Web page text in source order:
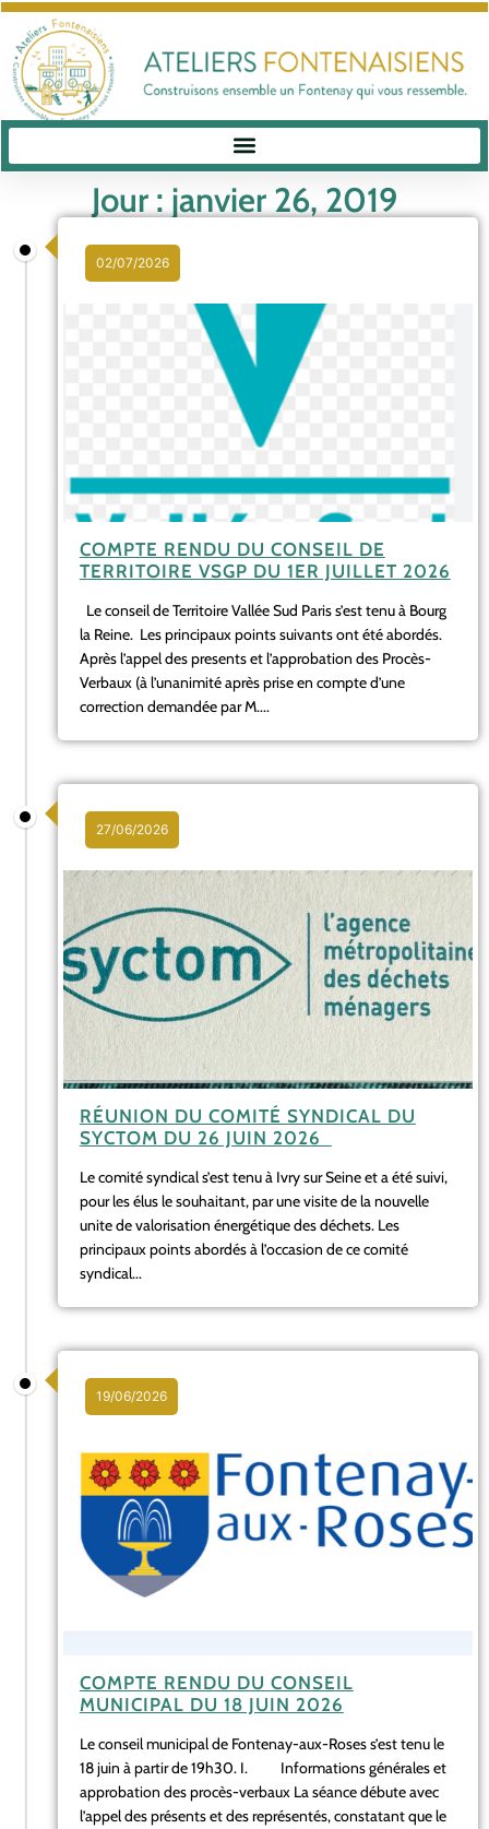
Jour : janvier 26, 2019
02/07/2026
COMPTE RENDU DU CONSEIL DE
TERRITOIRE VSGP DU 1ER JUILLET 2026
Le conseil de Territoire Vallée Sud Paris s’est tenu à Bourg
la Reine. Les principaux points suivants ont été abordés.
Après l’appel des presents et l’approbation des Procès-
Verbaux (à l’unanimité après prise en compte d’une
correction demandée par M....
27/06/2026
RÉUNION DU COMITÉ SYNDICAL DU
SYCTOM DU 26 JUIN 2026
Le comité syndical s’est tenu à Ivry sur Seine et a été suivi,
pour les élus le souhaitant, par une visite de la nouvelle
unite de valorisation énergétique des déchets. Les
principaux points abordés à l’occasion de ce comité
syndical...
19/06/2026
COMPTE RENDU DU CONSEIL
MUNICIPAL DU 18 JUIN 2026
Le conseil municipal de Fontenay-aux-Roses s’est tenu le
18 juin à partir de 19h30. I. Informations générales et
approbation des procès-verbaux La séance débute avec
l’appel des présents et des représentés, constatant que le